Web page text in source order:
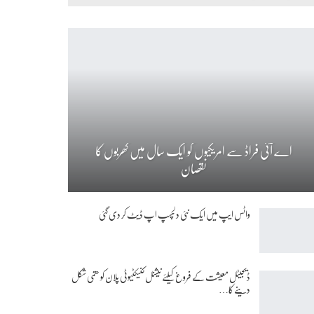
اے آئی فراڈ سے امریکیوں کو ایک سال میں کھربوں کا
نقصان
واٹس ایپ میں ایک نئی دلچسپ اپ ڈیٹ کر دی گئی
ڈیجیٹل معیشت کے فروغ کیلئے نیشنل کنیکٹیوٹی پلان کو حتمی شکل
دینے کا…